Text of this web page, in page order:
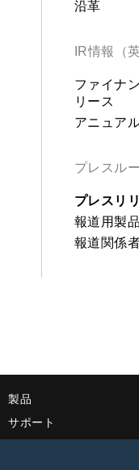
沿革
IR情報（
ファイナ
リース
アニュア
プレスル
プレスリ
報道用製
報道関係
製品
サポート